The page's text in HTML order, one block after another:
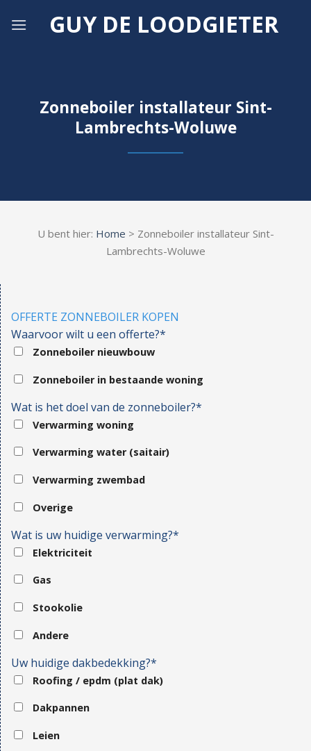
GUY DE LOODGIETER
Zonneboiler installateur Sint-
Lambrechts-Woluwe
U bent hier: Home > Zonneboiler installateur Sint-
Lambrechts-Woluwe
OFFERTE ZONNEBOILER KOPEN
Waarvoor wilt u een offerte?*
Zonneboiler nieuwbouw
Zonneboiler in bestaande woning
Wat is het doel van de zonneboiler?*
Verwarming woning
Verwarming water (saitair)
Verwarming zwembad
Overige
Wat is uw huidige verwarming?*
Elektriciteit
Gas
Stookolie
Andere
Uw huidige dakbedekking?*
Roofing / epdm (plat dak)
Dakpannen
Leien